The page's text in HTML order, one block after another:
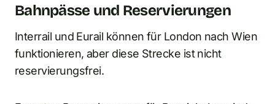
Bahnpässe und Reservierungen
Interrail und Eurail können für London nach Wien
funktionieren, aber diese Strecke ist nicht
reservierungsfrei.